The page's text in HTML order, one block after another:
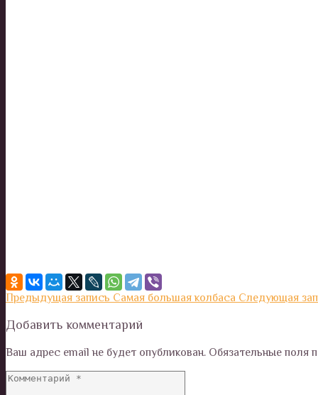
Предыдущая запись Самая большая колбаса Следующая
Добавить комментарий
Ваш адрес email не будет опубликован. Обязательные поля